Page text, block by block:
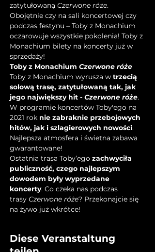
zatytułowaną Czerwone róże.
Obojętnie czy na sali koncertowej czy
podczas festynu – Toby z Monachium
oczarowuje wszystkie pokolenia! Toby z
Monachium bilety na koncerty już w
sprzedaży!
Toby z Monachium Czerwone róże
Toby z Monachium wyrusza w trzecią
solową trasę, zatytułowaną tak, jak
jego największy hit - Czerwone róże.
W programie koncertów Toby'ego na
2021 rok nie zabraknie przebojowych
hitów, jak i szlagierowych nowości.
Najlepsza atmosfera i świetna zabawa
gwarantowane!
Ostatnia trasa Toby‘ego zachwyciła
publiczność, czego najlepszym
dowodem były wyprzedane
koncerty. Co czeka nas podczas
trasy Czerwone róże? Przekonajcie się
na żywo już wkrótce!
Diese Veranstaltung